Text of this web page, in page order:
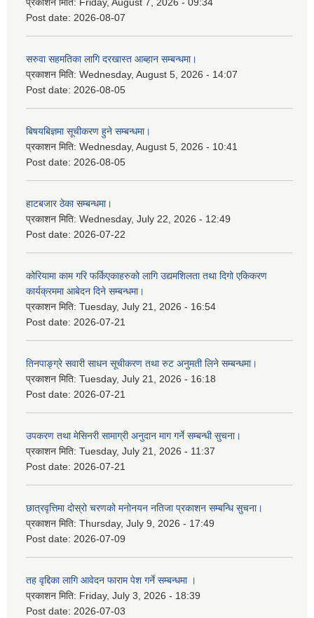
प्रकाशन मिति: Friday, August 7, 2026 - 09:34
Post date: 2026-08-07
सरुवा सहमतिका लागि दरखास्त आब्हान सम्बन्धमा।
प्रकाशन मिति: Wednesday, August 5, 2026 - 14:07
Post date: 2026-08-05
बिषयबिज्ञमा सूचीकरण हुने सम्बन्धमा।
प्रकाशन मिति: Wednesday, August 5, 2026 - 10:41
Post date: 2026-08-05
हाटबजार ठेका सम्बन्धमा।
प्रकाशन मिति: Wednesday, July 22, 2026 - 12:49
Post date: 2026-07-22
कोरियामा काम गरि फर्किएकाहरुको लागि उद्यमशिलता तथा दिगो एकिकरण
कार्यक्रममा आबेदन दिने सम्बन्धमा।
प्रकाशन मिति: Tuesday, July 21, 2026 - 16:54
Post date: 2026-07-21
तिनपाङ्ग्रे सवारी साधन सूचीकरण तथा रुट अनुमती लिने सम्बन्धमा।
प्रकाशन मिति: Tuesday, July 21, 2026 - 16:18
Post date: 2026-07-21
उपकरण तथा मेसिनरी सामाग्री अनुदान माग गर्ने सम्बन्धी सुचना।
प्रकाशन मिति: Tuesday, July 21, 2026 - 11:37
Post date: 2026-07-21
छात्रवृत्तिमा दोस्रो चरणको मनोनयन नतिजा प्रकाशन सम्बन्धि सुचना।
प्रकाशन मिति: Thursday, July 9, 2026 - 17:49
Post date: 2026-07-09
तह वृद्दिका लागि आवेदन फाराम पेश गर्ने सम्बन्धमा ।
प्रकाशन मिति: Friday, July 3, 2026 - 18:39
Post date: 2026-07-03